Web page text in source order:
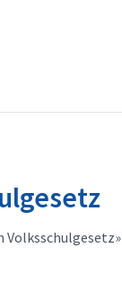
Volksschulgesetz»